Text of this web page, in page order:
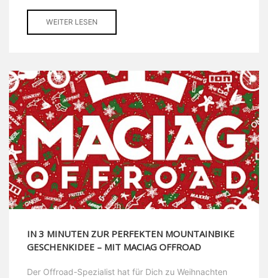
WEITER LESEN
IN 3 MINUTEN ZUR PERFEKTEN MOUNTAINBIKE
GESCHENKIDEE – MIT MACIAG OFFROAD
Der Offroad-Spezialist hat für Dich zu Weihnachten